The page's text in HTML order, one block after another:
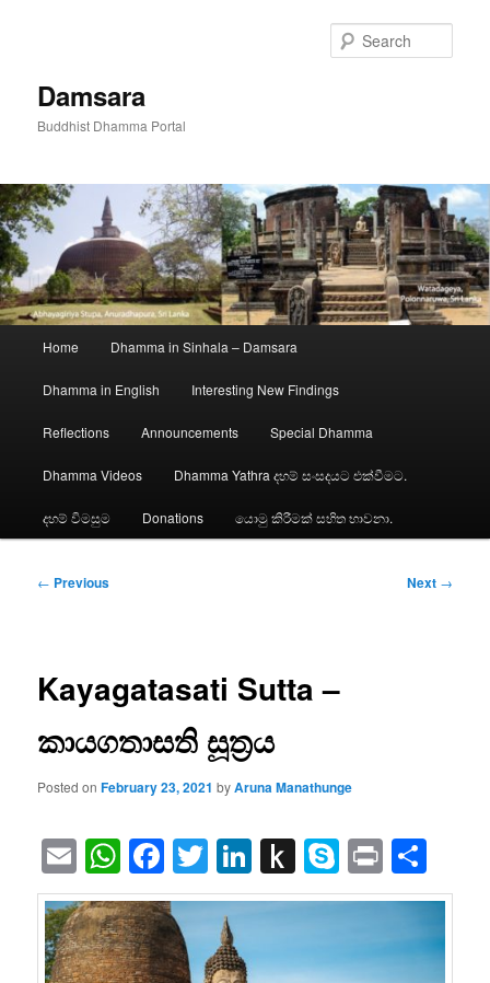
Damsara
Buddhist Dhamma Portal
Home Dhamma in Sinhala – Damsara
Dhamma in English Interesting New Findings
Reflections Announcements Special Dhamma
Dhamma Videos Dhamma Yathra දහම් සංසදයට එක්වීමට.
දහම් විමසුම Donations යොමු කිරීමක් සහිත භාවනා.
Post
← Previous Next →
Kayagatasati Sutta –
කායගතාසති සූත්‍රය
Posted onFebruary 23, 2021 byAruna Manathunge
EmailWhatsApp
Facebook
Twitter
LinkedIn
Push
to
Skype
Print